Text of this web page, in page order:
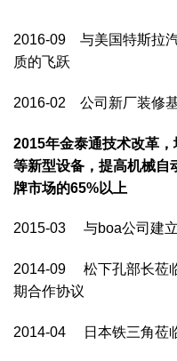
2016-09 与美国特斯拉
质的飞跃
2016-02 公司新厂装修
2015年金泰通技术改革
等新型设备，提高机械自
牌市场的65%以上
2015-03 与boa公司建
2014-09 松下孔部长莅
期合作协议
2014-04 日本铁三角莅